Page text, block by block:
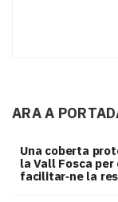
ARA A
Una coberta
la Vall Fosca
facilitar‑ne la